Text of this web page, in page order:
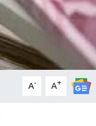
A- A+